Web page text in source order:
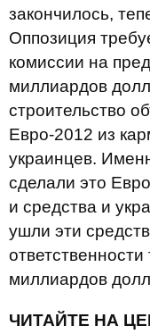
закончилось,
Оппозиция
комиссии на
миллиардов
строительство
Евро-2012 из
украинцев.
сделали это
и средства и
ушли эти
миллиардов
ЧИТАЙТЕ НА